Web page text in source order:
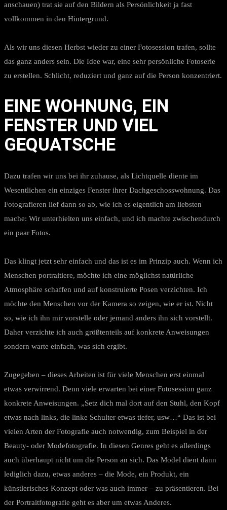
anschauen) trat sie auf den Bildern als Persönlichkeit ja fast
vollkommen in den Hintergrund.
Als wir uns diesen Herbst wieder zu einer Fotosession trafen, sollte
das ganz anders sein. Die Idee war, eine sehr persönliche Fotoserie
zu erstellen. Schlicht, reduziert und ganz auf die Person konzentriert.
EINE WOHNUNG, EIN
FENSTER UND VIEL
GEQUATSCHE
Dazu trafen wir uns bei ihr zuhause, als Lichtquelle diente im
Wesentlichen ein einziges Fenster ihrer Dachgeschosswohnung. Das
Fotografieren lief dann so ab, wie ich es eigentlich am liebsten
mache: Wir unterhielten uns einfach, und ich machte zwischendurch
ein paar Fotos.
Das klingt jetzt sehr einfach und das ist es im Prinzip auch. Wenn ich
Menschen portraitiere, möchte ich eine möglichst natürliche
Atmosphäre schaffen und auf konstruierte Posen verzichten. Ich
möchte den Menschen vor der Kamera so zeigen, wie er ist. Nicht
so, wie ich ihn mir vorstelle oder jemand anders ihn sich vorstellt.
Daher verzichte ich auch größtenteils auf konkrete Anweisungen
sondern warte einfach, was sich ergibt.
Zugegeben – dieses Arbeiten ist für viele Menschen erst einmal
etwas verwirrend. Denn viele erwarten bei einer Fotosession ganz
konkrete Anweisungen. „Setz dich mal dort auf den Stuhl, den Kopf
etwas nach links, die linke Schulter etwas tiefer, usw…“ Das ist bei
vielen Arten der Fotografie auch notwendig, zum Beispiel in der
Beauty- oder Modefotografie. In diesen Genres geht es allerdings
auch überhaupt nicht um die Person an sich. Das Model dient dann
lediglich dazu, etwas anderes – die Mode, ein Produkt, ein
künstlerisches Konzept oder was auch immer – zu präsentieren. Bei
der Portraitfotografie geht es aber um etwas Anderes.